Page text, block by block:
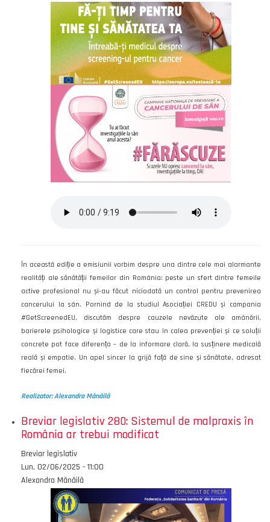
În această ediție a emisiunii vorbim despre una dintre cele mai alarmante
realități ale sănătății femeilor din România: peste un sfert dintre femeile
active profesional nu și-au făcut niciodată un control pentru prevenirea
cancerului la sân. Pornind de la studiul Asociației CREDU și campania
#GetScreenedEU, discutăm despre cauzele nevăzute ale amânării,
barierele psihologice și logistice care stau în calea prevenției și ce soluții
concrete pot face diferența – de la informare clară, la susținere medicală
reală și empatie. Un apel sincer la grijă față de sine și sănătate, adresat
fiecărei femei.
Realizator: Alexandra Mănăilă
Breviar legislativ 280: Sistemul de malpraxis în
România ar trebui modificat
Emisiunea
Breviar legislativ
Data
Lun, 02/06/2025 - 11:00
Autor
Alexandra Mănăilă